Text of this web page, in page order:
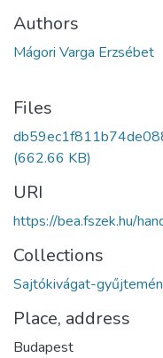
Authors
Mágori Varga Erzsébet
Files
(662.66 KB)
URI
https://bea.fszek.hu/
Collections
Sajtókivágat-
Place, address
Budapest